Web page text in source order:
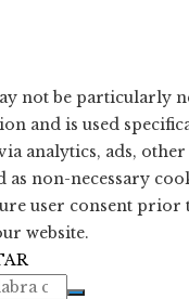
not be particularly
and is used
analytics, ads, other
as non-necessary
user consent prior
website.